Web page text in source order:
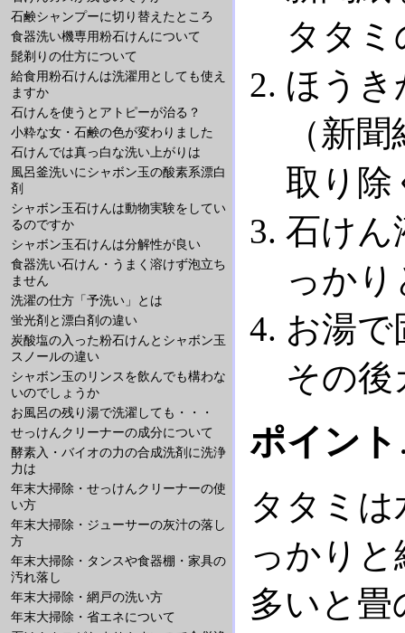
石鹸シャンプーに切り替えたところ
食器洗い機専用粉石けんについて
髭剃りの仕方について
給食用粉石けんは洗濯用としても使え
ますか
石けんを使うとアトピーが治る？
小粋な女・石鹸の色が変わりました
石けんでは真っ白な洗い上がりは
風呂釜洗いにシャボン玉の酸素系漂白
剤
シャボン玉石けんは動物実験をしてい
るのですか
シャボン玉石けんは分解性が良い
食器洗い石けん・うまく溶けず泡立ち
ません
洗濯の仕方「予洗い」とは
蛍光剤と漂白剤の違い
炭酸塩の入った粉石けんとシャボン玉
スノールの違い
シャボン玉のリンスを飲んでも構わな
いのでしょうか
お風呂の残り湯で洗濯しても・・・
せっけんクリーナーの成分について
酵素入・バイオの力の合成洗剤に洗浄
力は
年末大掃除・せっけんクリーナーの使
い方
年末大掃除・ジューサーの灰汁の落し
方
年末大掃除・タンスや食器棚・家具の
汚れ落し
年末大掃除・網戸の洗い方
年末大掃除・省エネについて
タタ
ほうき
（新
取り除
石けん
っか
お湯で
その
ポイント
タタミ
っかり
多いと